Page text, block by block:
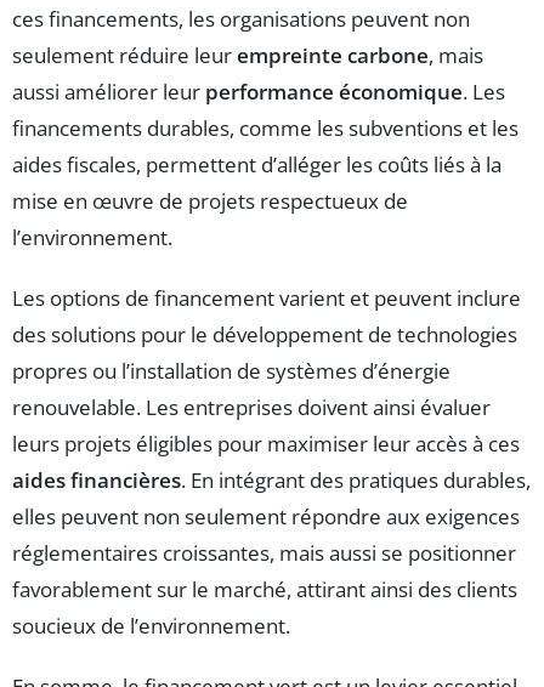
ces financements, les organisations peuvent non
seulement réduire leurempreinte carbone, mais
aussi améliorer leur performance économique. Les
financements durables, comme les subventions et les
aides fiscales, permettent d’alléger les coûts liés à la
mise en œuvre de projets respectueux de
l’environnement.
Les options de financement varient et peuvent inclure
des solutions pour le développement de technologies
propres ou l’installation de systèmes d’énergie
renouvelable. Les entreprises doivent ainsi évaluer
leurs projets éligibles pour maximiser leur accès à ces
aides financières. En intégrant des pratiques durables,
elles peuvent non seulement répondre aux exigences
réglementaires croissantes, mais aussi se positionner
favorablement sur le marché, attirant ainsi des clients
soucieux de l’environnement.